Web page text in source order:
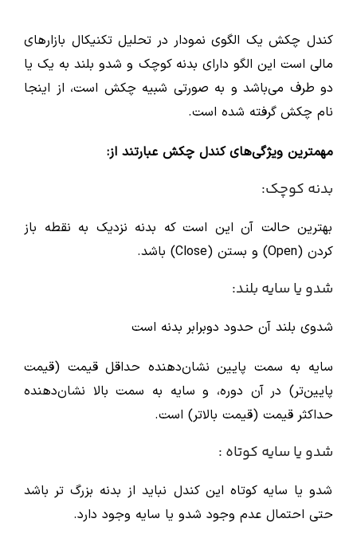
کندل چکش یک الگوی نمودار در تحلیل تکنیکال بازارهای
مالی است این الگو دارای بدنه کوچک و شدو بلند به یک یا
دو طرف می‌باشد و به صورتی شبیه چکش است، از اینجا
نام چکش گرفته شده است.
مهمترین ویژگی‌های کندل چکش عبارتند از:
بدنه کوچک:
بهترین حالت آن این است که بدنه نزدیک به نقطه باز
کردن (Open) و بستن (Close) باشد.
شدو یا سایه بلند:
شدوی بلند آن حدود دوبرابر بدنه است
سایه به سمت پایین نشان‌دهنده حداقل قیمت (قیمت
پایین‌تر) در آن دوره، و سایه به سمت بالا نشان‌دهنده
حداکثر قیمت (قیمت بالاتر) است.
شدو یا سایه کوتاه :
شدو یا سایه کوتاه این کندل نباید از بدنه بزرگ تر باشد
حتی احتمال عدم وجود شدو یا سایه وجود دارد.